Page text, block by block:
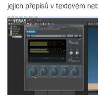
jejich přepisů v textovém